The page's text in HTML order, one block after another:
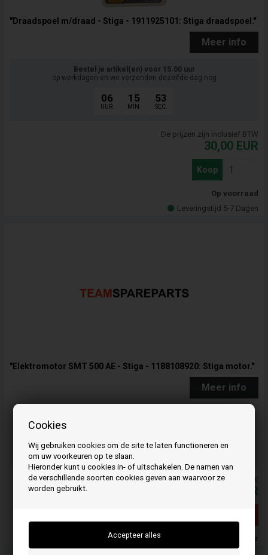
Cookies
Wij gebruiken cookies om de site te laten functioneren en
om uw voorkeuren op te slaan.
Hieronder kunt u cookies in- of uitschakelen. De namen van
de verschillende soorten cookies geven aan waarvoor ze
worden gebruikt.
"Draadspoel m/draad - Stiga - 1911925101: Stiga draadspoel."
Meer info
Bestel je artikel(en) voor 15.00 uur
op werkdagen en we verzenden dezelfde dag nog
06
UUR.
15
MIN.
52
SEC.
De prijzen zijn inclusief BTW
30,00 EUR
Koop
Op voorraad
Leveringstijd 5-7 Dagen
"Elektromotor SMT 500 AE - Stiga - 1188108920: Stiga motor."
Meer info
op werkdagen en we verzenden dezelfde dag nog
06 15 52
De prijzen zijn inclusief BTW
EUR
Geen voorraad meer